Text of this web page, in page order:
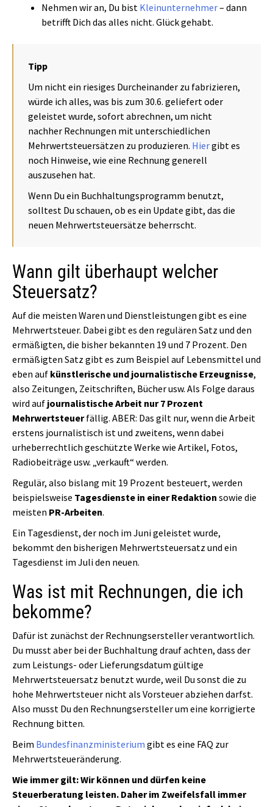
Nehmen wir an, Du bist Kleinunternehmer– dann
betrifft Dich das alles nicht. Glück gehabt.
Tipp
Um nicht ein riesiges Durcheinander zu fabrizieren,
würde ich alles, was bis zum 30.6. geliefert oder
geleistet wurde, sofort abrechnen, um nicht
nachher Rechnungen mit unterschiedlichen
Mehrwertsteuersätzen zu produzieren. Hiergibt es
noch Hinweise, wie eine Rechnung generell
auszusehen hat.
Wenn Du ein Buchhaltungsprogramm benutzt,
solltest Du schauen, ob es ein Update gibt, das die
neuen Mehrwertsteuersätze beherrscht.
Wann gilt überhaupt welcher
Steuersatz?
Auf die meisten Waren und Dienstleistungen gibt es eine
Mehrwertsteuer. Dabei gibt es den regulären Satz und den
ermäßigten, die bisher bekannten 19 und 7 Prozent. Den
ermäßigten Satz gibt es zum Beispiel auf Lebensmittel und
eben auf künstlerische und journalistische Erzeugnisse,
also Zeitungen, Zeitschriften, Bücher usw. Als Folge daraus
wird auf journalistische Arbeit nur 7 Prozent
Mehrwertsteuerfällig. ABER: Das gilt nur, wenn die Arbeit
erstens journalistisch ist und zweitens, wenn dabei
urheberrechtlich geschützte Werke wie Artikel, Fotos,
Radiobeiträge usw. „verkauft“ werden.
Regulär, also bislang mit 19 Prozent besteuert, werden
beispielsweise Tagesdienste in einer Redaktion sowie die
meisten PR-Arbeiten.
Ein Tagesdienst, der noch im Juni geleistet wurde,
bekommt den bisherigen Mehrwertsteuersatz und ein
Tagesdienst im Juli den neuen.
Was ist mit Rechnungen, die ich
bekomme?
Dafür ist zunächst der Rechnungsersteller verantwortlich.
Du musst aber bei der Buchhaltung drauf achten, dass der
zum Leistungs- oder Lieferungsdatum gültige
Mehrwertsteuersatz benutzt wurde, weil Du sonst die zu
hohe Mehrwertsteuer nicht als Vorsteuer abziehen darfst.
Also musst Du den Rechnungsersteller um eine korrigierte
Rechnung bitten.
Beim Bundesfinanzministerium gibt es eine FAQ zur
Mehrwertsteueränderung.
Wie immer gilt: Wir können und dürfen keine
Steuerberatung leisten. Daher im Zweifelsfall immer